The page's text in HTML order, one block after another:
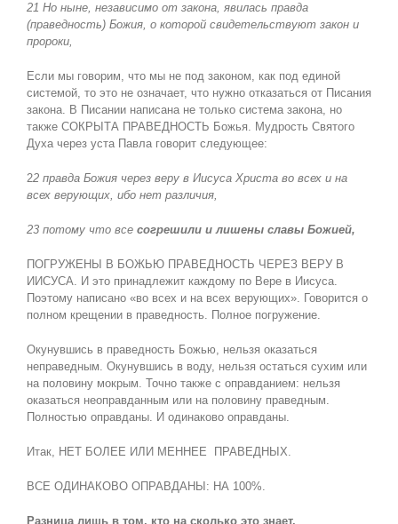
21 Но ныне, независимо от закона, явилась правда
(праведность) Божия, о которой свидетельствуют закон и
пророки,
Если мы говорим, что мы не под законом, как под единой
системой, то это не означает, что нужно отказаться от Писания
закона. В Писании написана не только система закона, но
также СОКРЫТА ПРАВЕДНОСТЬ Божья. Мудрость Святого
Духа через уста Павла говорит следующее:
22 правда Божия через веру в Иисуса Христа во всех и на
всех верующих, ибо нет различия,
23 потому что все согрешили и лишены славы Божией,
ПОГРУЖЕНЫ В БОЖЬЮ ПРАВЕДНОСТЬ ЧЕРЕЗ ВЕРУ В
ИИСУСА. И это принадлежит каждому по Вере в Иисуса.
Поэтому написано «во всех и на всех верующих». Говорится о
полном крещении в праведность. Полное погружение.
Окунувшись в праведность Божью, нельзя оказаться
неправедным. Окунувшись в воду, нельзя остаться сухим или
на половину мокрым. Точно также с оправданием: нельзя
оказаться неоправданным или на половину праведным.
Полностью оправданы. И одинаково оправданы.
Итак, НЕТ БОЛЕЕ ИЛИ МЕННЕЕ ПРАВЕДНЫХ.
ВСЕ ОДИНАКОВО ОПРАВДАНЫ: НА 100%.
Разница лишь в том, кто на сколько это знает.